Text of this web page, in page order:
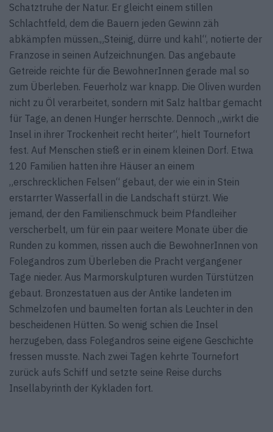
Schatztruhe der Natur. Er gleicht einem stillen
Schlachtfeld, dem die Bauern jeden Gewinn zäh
abkämpfen müssen.„Steinig, dürre und kahl“, notierte der
Franzose in seinen Aufzeichnungen. Das angebaute
Getreide reichte für die BewohnerInnen gerade mal so
zum Überleben. Feuerholz war knapp. Die Oliven wurden
nicht zu Öl verarbeitet, sondern mit Salz haltbar gemacht
für Tage, an denen Hunger herrschte. Dennoch „wirkt die
Insel in ihrer Trockenheit recht heiter“, hielt Tournefort
fest. Auf Menschen stieß er in einem kleinen Dorf. Etwa
120 Familien hatten ihre Häuser an einem
„erschrecklichen Felsen“ gebaut, der wie ein in Stein
erstarrter Wasserfall in die Landschaft stürzt. Wie
jemand, der den Familienschmuck beim Pfandleiher
verscherbelt, um für ein paar weitere Monate über die
Runden zu kommen, rissen auch die BewohnerInnen von
Folegandros zum Überleben die Pracht vergangener
Tage nieder. Aus Marmorskulpturen wurden Türstützen
gebaut. Bronzestatuen aus der Antike landeten im
Schmelzofen und baumelten fortan als Leuchter in den
bescheidenen Hütten. So wenig schien die Insel
herzugeben, dass Folegandros seine eigene Geschichte
fressen musste. Nach zwei Tagen kehrte Tournefort
zurück aufs Schiff und setzte seine Reise durchs
Insellabyrinth der Kykladen fort.